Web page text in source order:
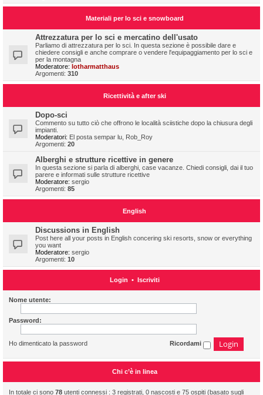
Materiali per lo sci e snowboard
Attrezzatura per lo sci e mercatino dell'usato
Parliamo di attrezzatura per lo sci. In questa sezione è possibile dare e
chiedere consigli e anche comprare o vendere l'equipaggiamento per lo sci e
per la montagna
Moderatore: lotharmatthaus
Argomenti: 310
Ricettività e after ski
Dopo-sci
Commento su tutto ciò che offrono le località sciistiche dopo la chiusura degli
impianti.
Moderatori: El posta sempar lu Rob_Roy
Argomenti: 20
Alberghi e strutture ricettive in genere
In questa sezione si parla di alberghi, case vacanze. Chiedi consigli, dai il tuo
parere e informati sulle strutture ricettive
Moderatore: sergio
Argomenti: 85
English
Discussions in English
Post here all your posts in English concering ski resorts, snow or everything
you want
Moderatore: sergio
Argomenti: 10
Login • Iscriviti
Nome utente:
Password:
Ho dimenticato la password Ricordami
Chi c’è in linea
In totale ci sono 78 utenti connessi : 3 registrati, 0 nascosti e 75 ospiti (basato sugli